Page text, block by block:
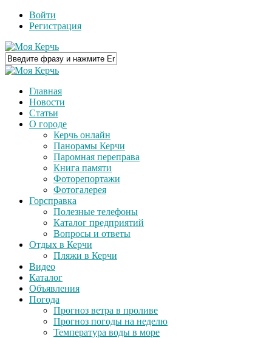
Войти
Регистрация
Главная
Новости
Статьи
О городе
Керчь онлайн
Панорамы Керчи
Паромная переправа
Книга памяти
Фоторепортажи
Фотогалерея
Горсправка
Полезные телефоны
Каталог предприятий
Вопросы и ответы
Отдых в Керчи
Пляжи в Керчи
Видео
Каталог
Объявления
Погода
Прогноз ветра в проливе
Прогноз погоды на неделю
Температура воды в море